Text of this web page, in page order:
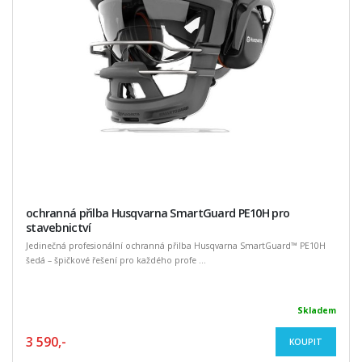
ochranná přilba Husqvarna SmartGuard PE10H pro
stavebnictví
Jedinečná profesionální ochranná přilba Husqvarna SmartGuard™ PE10H
šedá – špičkové řešení pro každého profe ...
Skladem
3 590,- KOUPIT